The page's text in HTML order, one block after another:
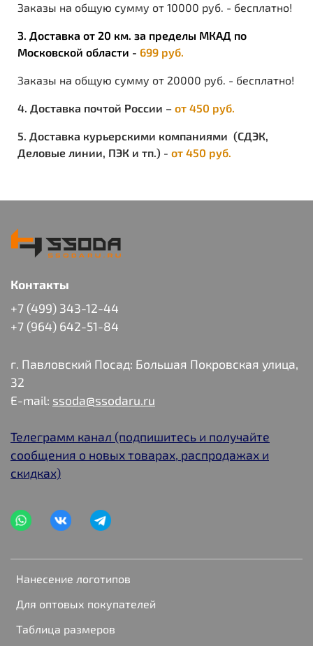
Заказы на общую сумму от 10000 руб. - бесплатно!
3. Доставка от 20 км. за пределы МКАД по
Московской области - 699 руб.
Заказы на общую сумму от 20000 руб. - бесплатно!
4. Доставка почтой России – от 450 руб.
5. Доставка курьерскими компаниями (СДЭК,
Деловые линии, ПЭК и тп.) - от 450 руб.
Нанесение логотипов
Для оптовых покупателей
Таблица размеров
Контакты
+7 (499) 343-12-44
+7 (964) 642-51-84
г. Павловский Посад: Большая Покровская улица,
32
E-mail: ssoda@ssodaru.ru
Телеграмм канал (подпишитесь и получайте
сообщения о новых товарах, распродажах и
скидках)